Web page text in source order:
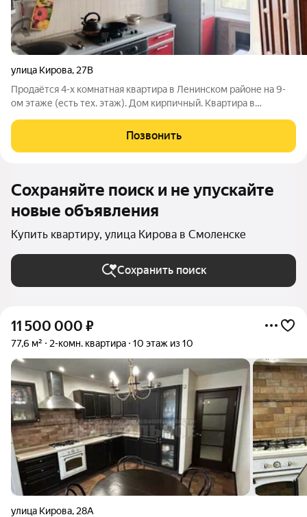
улица Кирова, 27В
Продаётся 4-х комнатная квартира в Ленинском районе на 9-
ом этаже (есть тех. этаж). Дом кирпичный. Квартира в
застеклена. Хорошее месторасположение дома, развитая
инфраструктура, в шаговой
Позвонить
Сохраняйте поиск и не упускайте
новые объявления
Купить квартиру, улица Кирова в Смоленске
Сохранить поиск
11 500 000 ₽
77,6 м² 2-комн. квартира 10 этаж из 10
улица Кирова, 28А